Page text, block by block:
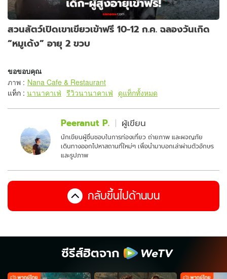
สวนสัตว์เปิดเขาเขียวเข้าฟรี 10-12 ก.ค. ฉลองวันเกิด
“หมูเด้ง” อายุ 2 ขวบ
ขอขอบคุณ
ภาพ : Nana Cafe & Restaurant
แท็ก : นานาคาเฟ่ รีวิวนานาคาเฟ่ ดูแท็กทั้งหมด
Peeranut P. ผู้เขียน
นักเขียนผู้ชื่นชอบในการท่องเที่ยว ถ่ายภาพ และผจญภัย
เดินทางออกไปหาสถานที่ใหม่ๆ เพื่อนำมาบอกเล่าผ่านตัวอักษร
และรูปภาพ
กลับขึ้นไปด้านบน
ซีรีส์ฮิตจาก